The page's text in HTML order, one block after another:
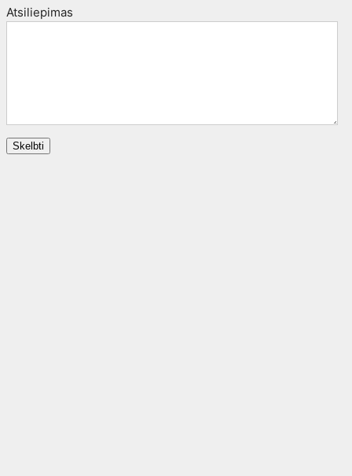
Atsiliepimas